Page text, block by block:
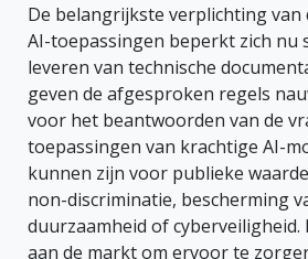
De belangrijkste verplichting van
AI-toepassingen beperkt zich nu
leveren van technische
geven de afgesproken regels
voor het beantwoorden van de
toepassingen van krachtige AI-
kunnen zijn voor publieke
non-discriminatie, bescherming
duurzaamheid of cyberveiligheid.
aan de markt om ervoor te